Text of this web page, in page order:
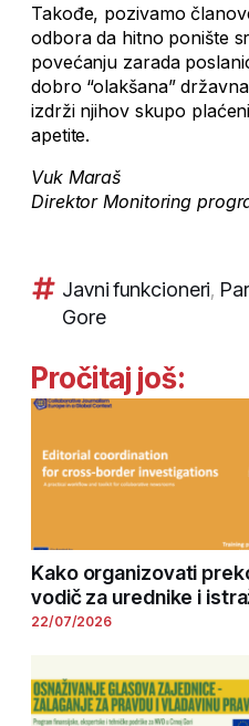
Takođe, pozivamo
odbora da hitno ponište
povećanju zarada
dobro “olakšana”
izdrži njihov skupo
apetite.
Vuk Maraš
Direktor Monitoring
Javni funkcioneri,
Gore
Pročitaj još:
Kako organizovati
vodič za urednike i
22/07/2026